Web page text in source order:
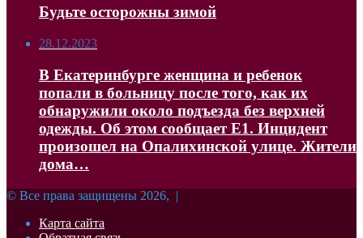
Будьте осторожны зимой
28.12.2023
В Екатеринбурге женщина и ребенок
попали в больницу после того, как их
обнаружили около подъезда без верхней
одежды. Об этом сообщает Е1. Инцидент
произошел на Опалихинской улице. Жители
дома…
© Все права защищены 2026, |
Карта сайта